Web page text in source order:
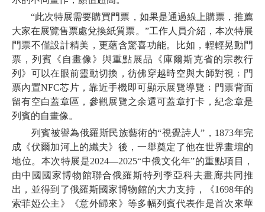
“此次特展需要購買門票，如果是通過線上購票，推薦
大家在展覽售票處兌換紙質票。”工作人員介紹，本次特展
門票不僅設計精美，更蘊含驚喜功能。比如，輕輕晃動門
票，列賓《自畫像》與重點展品《庫爾斯克省的宗教行
列》可以在眼前靈動切換，彷佛穿越時空與大師對視﹔門
票內置NFC芯片，靠近手機即可顯示展覽導覽﹔門票背面
留有空白蓋章區，參觀展覽之余還可蓋章打卡，紀念章是
列賓的自畫像。
列賓被譽為俄羅斯民族藝術的“視覺詩人”，1873年完
成《伏爾加河上的纖夫》後，一舉奠定了他在世界畫壇的
地位。本次特展是2024—2025“中俄文化年”的重點項目，
由中國國家博物館聯合俄羅斯特列季亞科夫畫廊共同推
出，並得到了俄羅斯國家博物館的大力支持，《1698年的
索菲婭公主》《意外歸來》等多幅列賓代表作是首次來華